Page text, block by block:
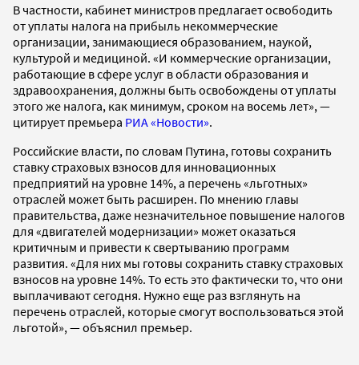
В частности, кабинет министров предлагает освободить
от уплаты налога на прибыль некоммерческие
организации, занимающиеся образованием, наукой,
культурой и медициной. «И коммерческие организации,
работающие в сфере услуг в области образования и
здравоохранения, должны быть освобождены от уплаты
этого же налога, как минимум, сроком на восемь лет», —
цитирует премьера РИА «Новости».
Российские власти, по словам Путина, готовы сохранить
ставку страховых взносов для инновационных
предприятий на уровне 14%, а перечень «льготных»
отраслей может быть расширен. По мнению главы
правительства, даже незначительное повышение налогов
для «двигателей модернизации» может оказаться
критичным и привести к свертыванию программ
развития. «Для них мы готовы сохранить ставку страховых
взносов на уровне 14%. То есть это фактически то, что они
выплачивают сегодня. Нужно еще раз взглянуть на
перечень отраслей, которые смогут воспользоваться этой
льготой», — объяснил премьер.